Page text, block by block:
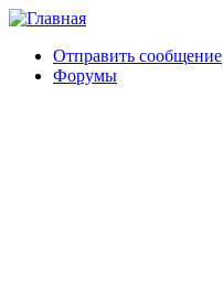
Отправить сообщение
Форумы